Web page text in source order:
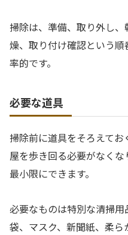
掃除は、準備、取り外し
燥、取り付け確認という
率的です。
必要な道具
掃除前に道具をそろえて
屋を歩き回る必要がなく
最小限にできます。
必要なものは特別な清掃
袋、マスク、新聞紙、柔